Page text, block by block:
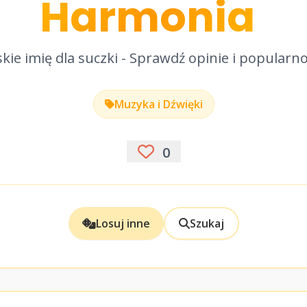
Harmonia
imię dla suczki - Sprawdź opinie i
Muzyka i Dźwięki
0
Losuj inne Szukaj